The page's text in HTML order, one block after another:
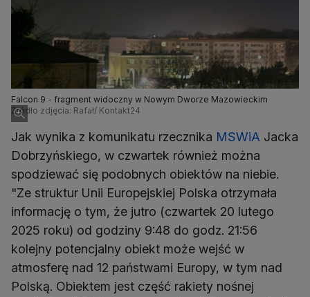
Falcon 9 - fragment widoczny w Nowym Dworze Mazowieckim
Źródło zdjęcia: Rafał/ Kontakt24
Jak wynika z komunikatu rzecznika MSWiA Jacka
Dobrzyńskiego, w czwartek również można
spodziewać się podobnych obiektów na niebie.
"Ze struktur Unii Europejskiej Polska otrzymała
informację o tym, że jutro (czwartek 20 lutego
2025 roku) od godziny 9:48 do godz. 21:56
kolejny potencjalny obiekt może wejść w
atmosferę nad 12 państwami Europy, w tym nad
Polską. Obiektem jest część rakiety nośnej